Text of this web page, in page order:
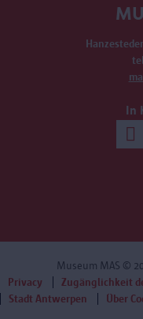
In
Museum MAS ©
Privacy
Zugänglichkeit
Stadt Antwerpen
Über